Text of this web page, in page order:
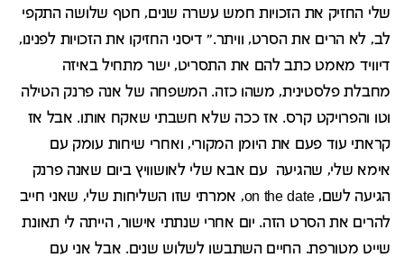
שלי החזיק את הזכויות חמש עשרה שנים, חטף שלושה התקפי
לב, לא הרים את הסרט, וויתר." דיסני החזיקו את הזכויות לפנינו,
דיוויד מאמט כתב להם את התסריט, ישר מתחיל באיזה
מחבלת פלסטינית, משהו כזה. המשפחה של אנה פרנק הטילה
וטו והפרויקט קרס. אז ככה שלא חשבתי שאקח אותו. אבל אז
קראתי עוד פעם את היומן המקורי, ואחרי שיחות עומק עם
אימא שלי, שהגיעה עם אבא שלי לאושוויץ ביום שאנה פרנק
הגיעה לשם, on the date, אמרתי שזו השליחות שלי, שאני חייב
להרים את הסרט הזה. יום אחרי שנתתי אישור, הייתה לי תאונת
שייט מטורפת. החיים השתבשו לשלוש שנים. אבל אני עם